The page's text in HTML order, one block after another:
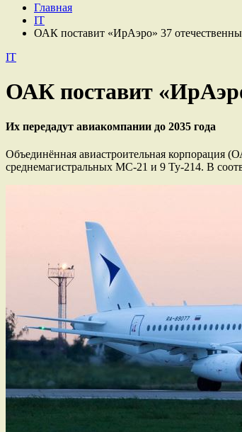
Главная
IT
ОАК поставит «ИрАэро» 37
IT
ОАК поставит
Их передадут авиакомпании до 2035 года
Объединённая авиастроительная корпорация
среднемагистральных МС-21 и 9 Ту-214. В